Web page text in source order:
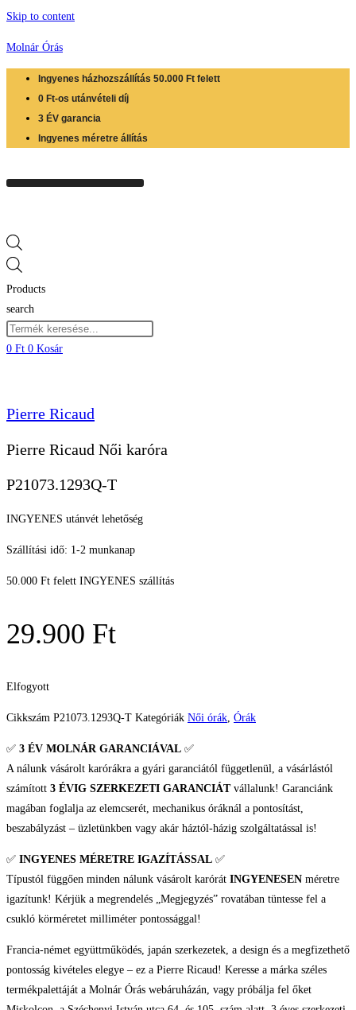
Skip to content
Molnár Órás
Ingyenes házhozszállítás 50.000 Ft felett
0 Ft-os utánvételi díj
3 ÉV garancia
Ingyenes méretre állítás
Products
search
0 Ft 0 Kosár
Pierre Ricaud
Pierre Ricaud Női karóra
P21073.1293Q-T
INGYENES utánvét lehetőség
Szállítási idő: 1-2 munkanap
50.000 Ft felett INGYENES szállítás
29.900 Ft
Elfogyott
Cikkszám P21073.1293Q-T Kategóriák Női órák, Órák
✅ 3 ÉV MOLNÁR GARANCIÁVAL ✅
A nálunk vásárolt karórákra a gyári garanciától függetlenül, a vásárlástól
számított 3 ÉVIG SZERKEZETI GARANCIÁTvállalunk! Garanciánk
magában foglalja az elemcserét, mechanikus óráknál a pontosítást,
beszabályzást – üzletünkben vagy akár háztól-házig szolgáltatással is!
✅ INGYENES MÉRETRE IGAZÍTÁSSAL ✅
Típustól függően minden nálunk vásárolt karórát INGYENESEN méretre
igazítunk! Kérjük a megrendelés „Megjegyzés” rovatában tüntesse fel a
csukló körméretet milliméter pontossággal!
Francia-német együttműködés, japán szerkezetek, a design és a megfizethető
pontosság kivételes elegye – ez a Pierre Ricaud! Keresse a márka széles
termékpalettáját a Molnár Órás webáruházán, vagy próbálja fel őket